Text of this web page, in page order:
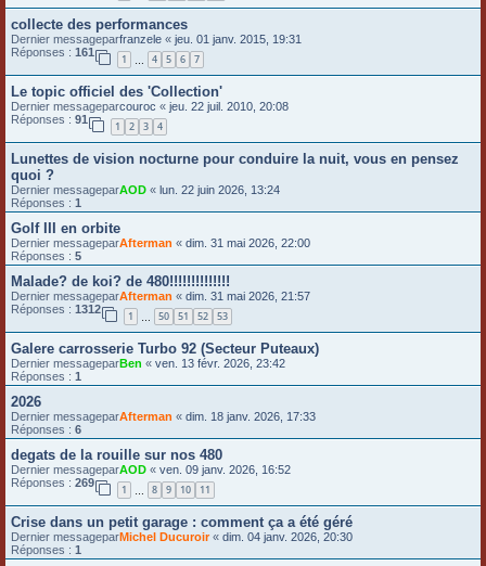
collecte des performances
Dernier messageparfranzele « jeu. 01 janv. 2015, 19:31
Réponses : 161
1 4 5 6 7
Le topic officiel des 'Collection'
Dernier messageparcouroc « jeu. 22 juil. 2010, 20:08
Réponses : 91
1 2 3 4
Lunettes de vision nocturne pour conduire la nuit, vous en pensez
quoi ?
Dernier messageparAOD « lun. 22 juin 2026, 13:24
Réponses : 1
Golf III en orbite
Dernier messageparAfterman « dim. 31 mai 2026, 22:00
Réponses : 5
Malade? de koi? de 480!!!!!!!!!!!!!!
Dernier messageparAfterman « dim. 31 mai 2026, 21:57
Réponses : 1312
1 50 51 52 53
Galere carrosserie Turbo 92 (Secteur Puteaux)
Dernier messageparBen « ven. 13 févr. 2026, 23:42
Réponses : 1
2026
Dernier messageparAfterman « dim. 18 janv. 2026, 17:33
Réponses : 6
degats de la rouille sur nos 480
Dernier messageparAOD « ven. 09 janv. 2026, 16:52
Réponses : 269
1 … 8 9 10 11
Crise dans un petit garage : comment ça a été géré
Dernier messageparMichel Ducuroir« dim. 04 janv. 2026, 20:30
Réponses : 1